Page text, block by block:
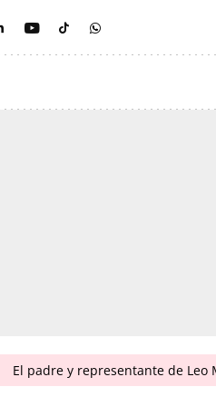
El padre y representante de